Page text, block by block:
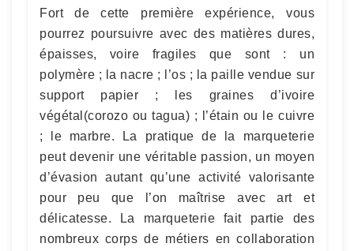
Fort de cette première expérience, vous
pourrez poursuivre avec des matières dures,
épaisses, voire fragiles que sont : un
polymère ; la nacre ; l’os ; la paille vendue sur
support papier ; les graines d’ivoire
végétal(corozo ou tagua) ; l’étain ou le cuivre
; le marbre. La pratique de la marqueterie
peut devenir une véritable passion, un moyen
d’évasion autant qu’une activité valorisante
pour peu que l’on maîtrise avec art et
délicatesse. La marqueterie fait partie des
nombreux corps de métiers en collaboration